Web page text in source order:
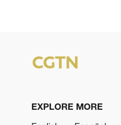
EXPLORE MORE